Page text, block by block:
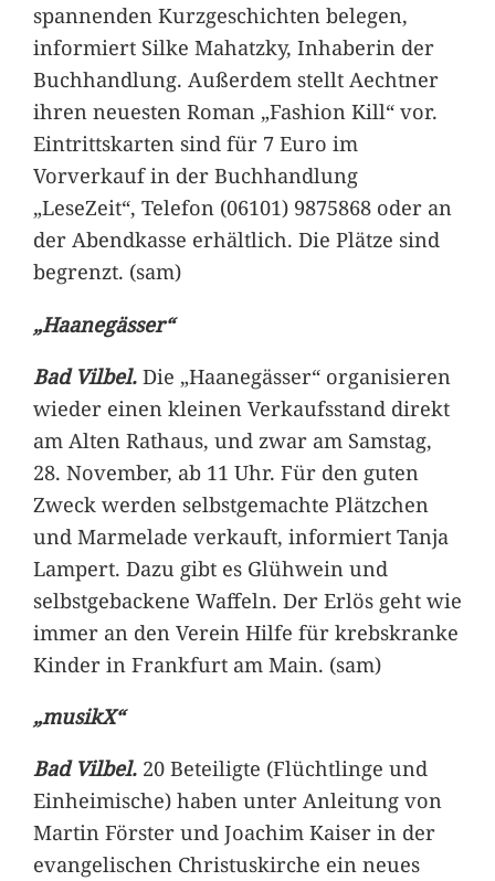
spannenden Kurzgeschichten belegen,
informiert Silke Mahatzky, Inhaberin der
Buchhandlung. Außerdem stellt Aechtner
ihren neuesten Roman „Fashion Kill“ vor.
Eintrittskarten sind für 7 Euro im
Vorverkauf in der Buchhandlung
„LeseZeit“, Telefon (06101) 9875868 oder an
der Abendkasse erhältlich. Die Plätze sind
begrenzt. (sam)
„Haanegässer“
Bad Vilbel. Die „Haanegässer“ organisieren
wieder einen kleinen Verkaufsstand direkt
am Alten Rathaus, und zwar am Samstag,
28. November, ab 11 Uhr. Für den guten
Zweck werden selbstgemachte Plätzchen
und Marmelade verkauft, informiert Tanja
Lampert. Dazu gibt es Glühwein und
selbstgebackene Waffeln. Der Erlös geht wie
immer an den Verein Hilfe für krebskranke
Kinder in Frankfurt am Main. (sam)
„musikX“
Bad Vilbel.20 Beteiligte (Flüchtlinge und
Einheimische) haben unter Anleitung von
Martin Förster und Joachim Kaiser in der
evangelischen Christuskirche ein neues